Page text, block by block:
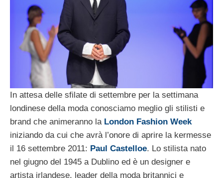
In attesa delle sfilate di settembre per la settimana
londinese della moda conosciamo meglio gli stilisti e
brand che animeranno la London Fashion Week
iniziando da cui che avrà l’onore di aprire la kermesse
il 16 settembre 2011: Paul Castelloe. Lo stilista nato
nel giugno del 1945 a Dublino ed è un designer e
artista irlandese, leader della moda britannici e